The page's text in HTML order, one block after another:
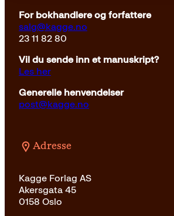
For bokhandlere og forfattere
salg@kagge.no
23 11 82 80
Vil du sende inn et manuskript?
Les her
Generelle henvendelser
post@kagge.no
Adresse
Kagge Forlag AS
Akersgata 45
0158 Oslo